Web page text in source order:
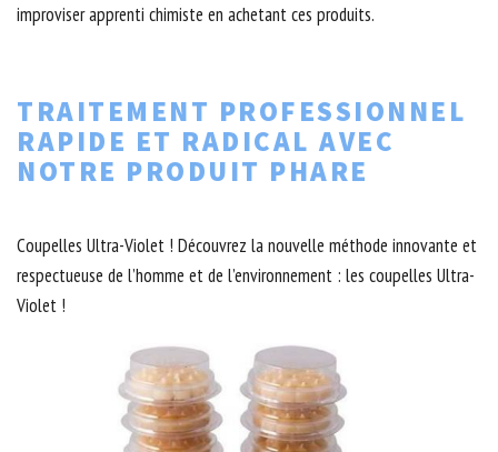
improviser apprenti chimiste en achetant ces produits.
TRAITEMENT PROFESSIONNEL
RAPIDE ET RADICAL AVEC
NOTRE PRODUIT PHARE
Coupelles Ultra-Violet ! Découvrez la nouvelle méthode innovante et
respectueuse de l’homme et de l’environnement : les coupelles Ultra-
Violet !